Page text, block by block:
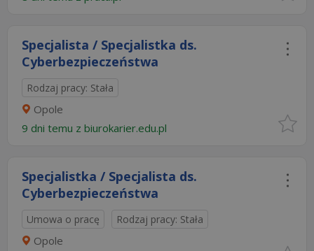
Specjalista / Specjalistka ds.
Cyberbezpieczeństwa
Rodzaj pracy: Stała
Opole
9 dni temu z biurokarier.edu.pl
Specjalistka / Specjalista ds.
Cyberbezpieczeństwa
Umowa o pracę Rodzaj pracy: Stała
Opole